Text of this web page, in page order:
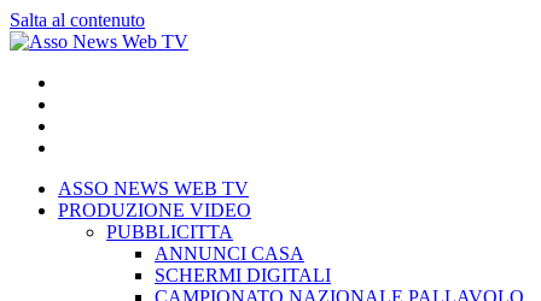
Salta al contenuto
ASSO NEWS WEB TV
PRODUZIONE VIDEO
PUBBLICITTA
ANNUNCI CASA
SCHERMI DIGITALI
CAMPIONATO NAZIONALE PALLAVOLO